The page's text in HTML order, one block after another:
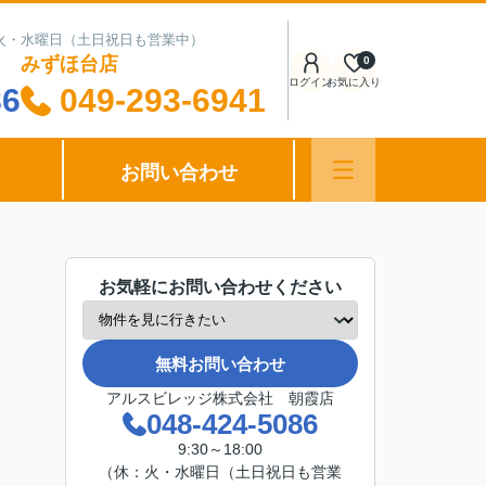
水曜日（土日祝日も営業中）
みずほ台店
049-293-6941
ログインお気に入り
0
お問い合わせ
お気軽にお問い合わせください
無料お問い合わせ
アルスビレッジ株式会社 朝霞店
048-424-5086
9:30～18:00
（休：火・水曜日（土日祝日も営業